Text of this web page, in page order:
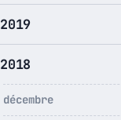
2019
2018
décembre